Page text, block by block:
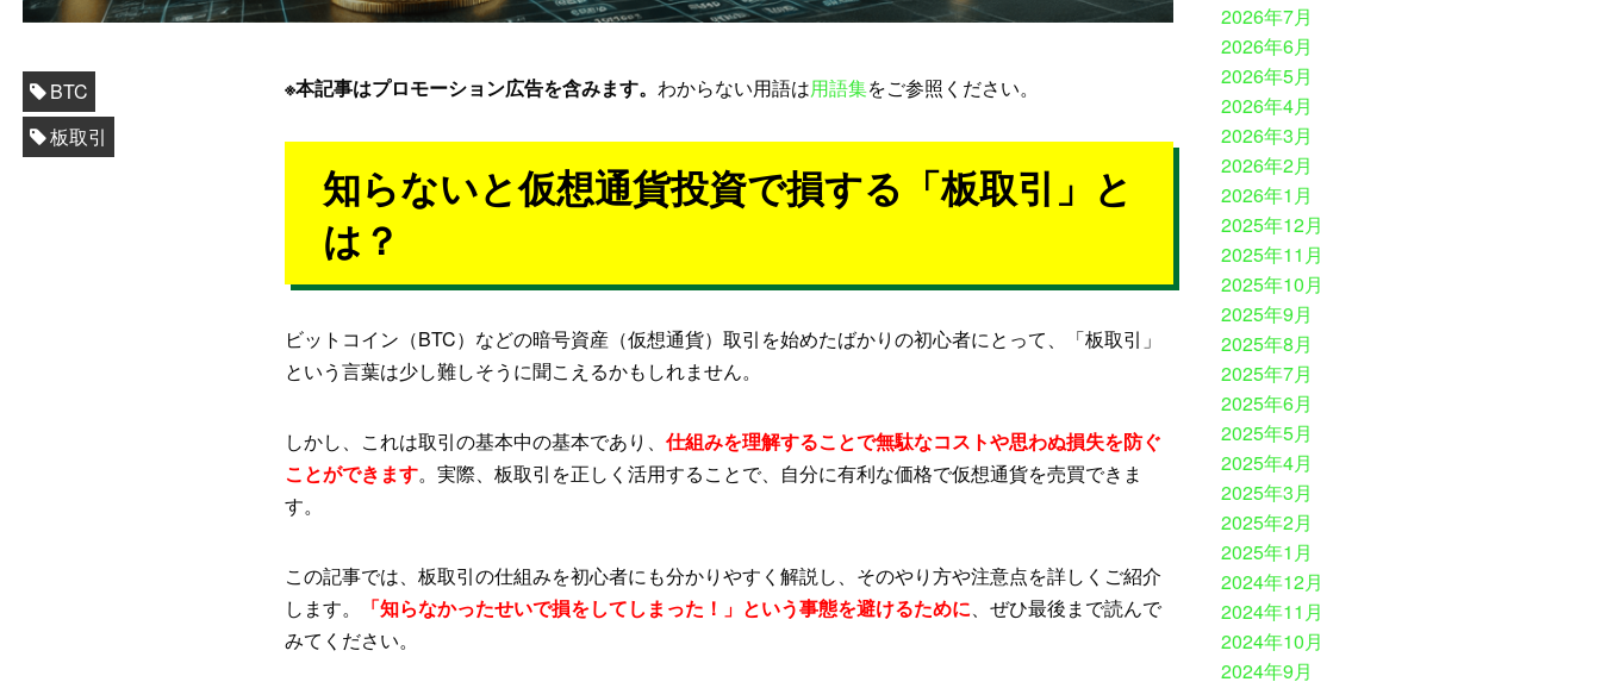
※本記事はプロモーション広告を含みます。わからない用語は用語集をご参照ください。
知らないと仮想通貨投資で損する「板取引」と
は？
ビットコイン（BTC）などの暗号資産（仮想通貨）取引を始めたばかりの初心者にとって、「板取引」
という言葉は少し難しそうに聞こえるかもしれません。
しかし、これは取引の基本中の基本であり、仕組みを理解することで無駄なコストや思わぬ損失を防ぐ
ことができます。実際、板取引を正しく活用することで、自分に有利な価格で仮想通貨を売買できま
す。
この記事では、板取引の仕組みを初心者にも分かりやすく解説し、そのやり方や注意点を詳しくご紹介
します。
「知らなかったせいで損をしてしまった！」という事態を避けるために、ぜひ最後まで読んで
みてください。
BTC
板取引
2026年7月
2026年6月
2026年5月
2026年4月
2026年3月
2026年2月
2026年1月
2025年12月
2025年11月
2025年10月
2025年9月
2025年8月
2025年7月
2025年6月
2025年5月
2025年4月
2025年3月
2025年2月
2025年1月
2024年12月
2024年11月
2024年10月
2024年9月